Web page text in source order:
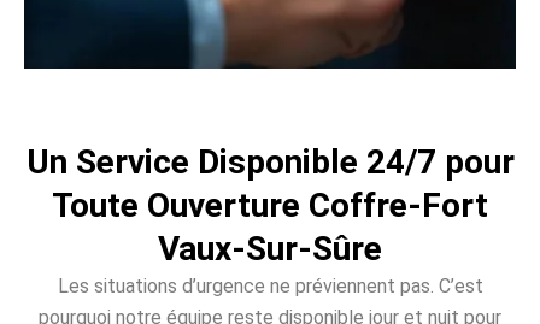
Un Service Disponible 24/7 pour
Toute Ouverture Coffre-Fort
Vaux-Sur-Sûre
Les situations d’urgence ne préviennent pas. C’est
pourquoi notre équipe reste disponible jour et nuit pour